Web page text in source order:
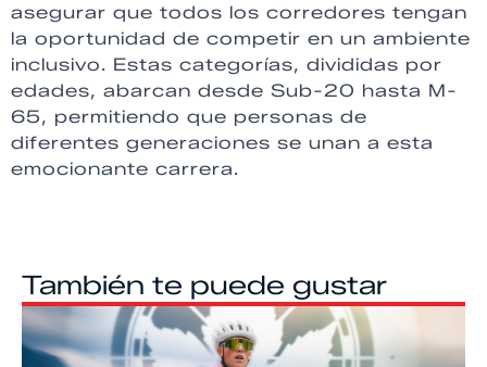
asegurar que todos los corredores tengan
la oportunidad de competir en un ambiente
inclusivo. Estas categorías, divididas por
edades, abarcan desde Sub-20 hasta M-
65, permitiendo que personas de
diferentes generaciones se unan a esta
emocionante carrera.
También te puede gustar